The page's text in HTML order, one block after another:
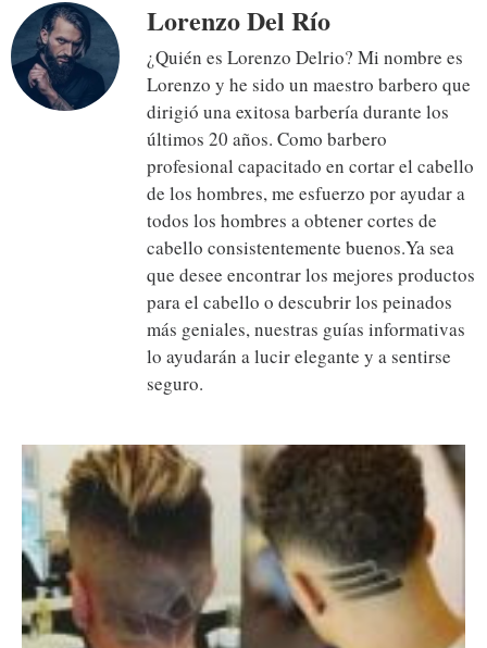
Lorenzo Del Río
¿Quién es Lorenzo Delrio? Mi nombre es
Lorenzo y he sido un maestro barbero que
dirigió una exitosa barbería durante los
últimos 20 años. Como barbero
profesional capacitado en cortar el cabello
de los hombres, me esfuerzo por ayudar a
todos los hombres a obtener cortes de
cabello consistentemente buenos.Ya sea
que desee encontrar los mejores productos
para el cabello o descubrir los peinados
más geniales, nuestras guías informativas
lo ayudarán a lucir elegante y a sentirse
seguro.